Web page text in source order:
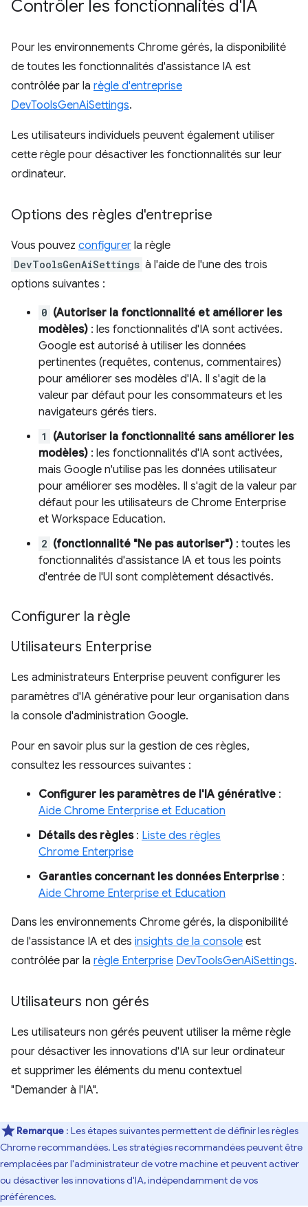
Contrôler les fonctionnalités d'IA
Pour les environnements Chrome gérés, la disponibilité
de toutes les fonctionnalités d'assistance IA est
contrôlée par la règle d'entreprise
DevToolsGenAiSettings.
Les utilisateurs individuels peuvent également utiliser
cette règle pour désactiver les fonctionnalités sur leur
ordinateur.
Options des règles d'entreprise
Vous pouvez configurer la règle
DevToolsGenAiSettings à l'aide de l'une des trois
options suivantes :
0 (Autoriser la fonctionnalité et améliorer les
modèles) : les fonctionnalités d'IA sont activées.
Google est autorisé à utiliser les données
pertinentes (requêtes, contenus, commentaires)
pour améliorer ses modèles d'IA. Il s'agit de la
valeur par défaut pour les consommateurs et les
navigateurs gérés tiers.
1
(Autoriser la fonctionnalité sans améliorer les
modèles) : les fonctionnalités d'IA sont activées,
mais Google n'utilise pas les données utilisateur
pour améliorer ses modèles. Il s'agit de la valeur par
défaut pour les utilisateurs de Chrome Enterprise
et Workspace Education.
2 (fonctionnalité "Ne pas autoriser") : toutes les
fonctionnalités d'assistance IA et tous les points
d'entrée de l'UI sont complètement désactivés.
Configurer la règle
Utilisateurs Enterprise
Les administrateurs Enterprise peuvent configurer les
paramètres d'IA générative pour leur organisation dans
la console d'administration Google.
Pour en savoir plus sur la gestion de ces règles,
consultez les ressources suivantes :
Configurer les paramètres de l'IA générative :
Aide Chrome Enterprise et Education
Détails des règles: Liste des règles
Chrome Enterprise
Garanties concernant les données Enterprise :
Aide Chrome Enterprise et Education
Dans les environnements Chrome gérés, la disponibilité
de l'assistance IA et des insights de la console est
contrôlée par la règle Enterprise DevToolsGenAiSettings.
Utilisateurs non gérés
Les utilisateurs non gérés peuvent utiliser la même règle
pour désactiver les innovations d'IA sur leur ordinateur
et supprimer les éléments du menu contextuel
"Demander à l'IA".
Remarque : Les étapes suivantes permettent de définir les règles
Chrome recommandées. Les stratégies recommandées peuvent être
remplacées par l'administrateur de votre machine et peuvent activer
ou désactiver les innovations d'IA, indépendamment de vos
préférences.